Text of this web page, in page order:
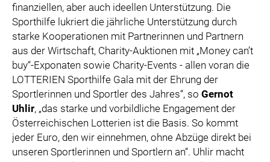
finanziellen, aber auch ideellen Unterstützung. Die
Sporthilfe lukriert die jährliche Unterstützung durch
starke Kooperationen mit Partnerinnen und Partnern
aus der Wirtschaft, Charity-Auktionen mit „Money can’t
buy“-Exponaten sowie Charity-Events - allen voran die
LOTTERIEN Sporthilfe Gala mit der Ehrung der
Sportlerinnen und Sportler des Jahres“, so Gernot
Uhlir, „das starke und vorbildliche Engagement der
Österreichischen Lotterien ist die Basis. So kommt
jeder Euro, den wir einnehmen, ohne Abzüge direkt bei
unseren Sportlerinnen und Sportlern an“. Uhlir macht